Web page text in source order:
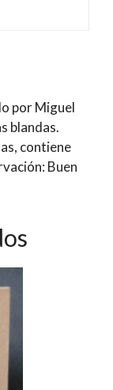
por Miguel
blandas.
contiene
Buen